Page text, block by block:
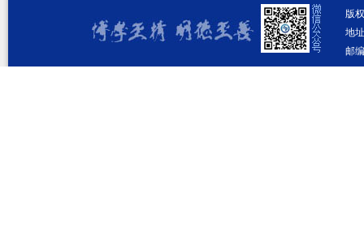
版
地
邮